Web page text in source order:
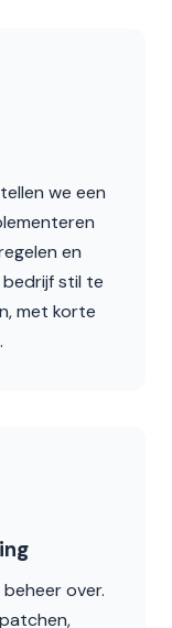
we een
en
stil te
met korte
over.